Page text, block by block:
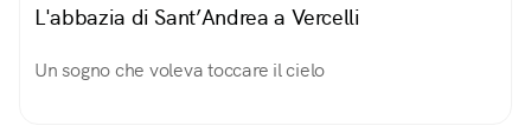
L'abbazia di Sant’Andrea a Vercelli
Un sogno che voleva toccare il cielo